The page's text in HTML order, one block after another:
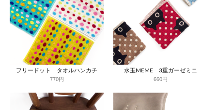
フリードット タオルハンカチ
770円
水玉MEME 3重ガーゼミニ
660円